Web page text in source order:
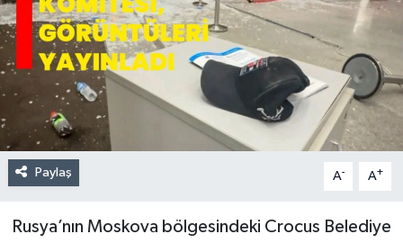
Paylaş A- A+
Rusya’nın Moskova bölgesindeki Crocus Belediye